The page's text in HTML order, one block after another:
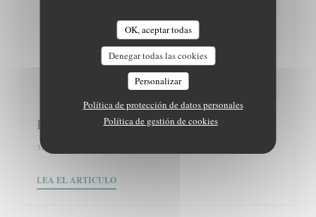
OK, aceptar todas
Denegar todas las cookies
Personalizar
Política de protección de datos personales
Política de gestión de cookies
Le BonBon
31/01/2018
LEA EL ARTICULO((ABRE EN UNA NUEVA VENTANA))